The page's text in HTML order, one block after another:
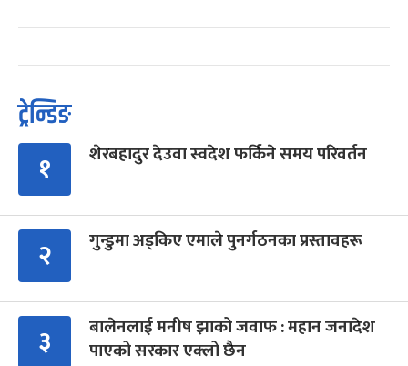
ट्रेन्डिङ
१ शेरबहादुर देउवा स्वदेश फर्किने समय परिवर्तन
२ गुन्डुमा अड्किए एमाले पुनर्गठनका प्रस्तावहरू
३
बालेनलाई मनीष झाको जवाफ : महान जनादेश
पाएको सरकार एक्लो छैन